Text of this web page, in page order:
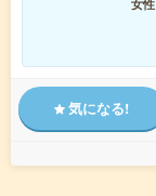
女性
気になる!